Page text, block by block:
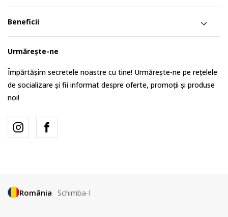
Beneficii
Urmărește-ne
Împărtășim secretele noastre cu tine! Urmărește-ne pe rețelele
de socializare și fii informat despre oferte, promoții și produse
noi!
România Schimba-l